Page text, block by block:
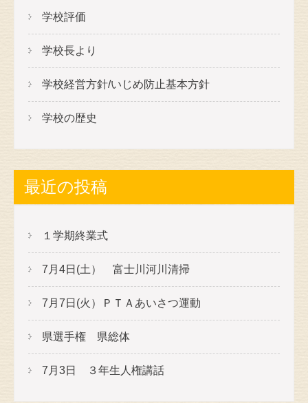
学校評価
学校長より
学校経営方針/いじめ防止基本方針
学校の歴史
最近の投稿
１学期終業式
7月4日(土） 富士川河川清掃
7月7日(火）ＰＴＡあいさつ運動
県選手権 県総体
7月3日 ３年生人権講話